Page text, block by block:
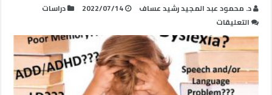
د. محمود عبد المجيد رشيد عساف 2022/07/14
دراسات
التعليقات
مستقبل
البرامج
الخاصة
بالأطفال
ذوي